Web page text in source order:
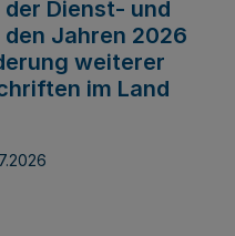
Dienst- und
Jahren 2026
weiterer
im Land